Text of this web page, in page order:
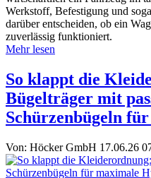
Werkstoff, Befestigung und
darüber entscheiden, ob ein
zuverlässig funktioniert.
Mehr lesen
So klappt die
Bügelträger mit
Schürzenbügeln
Von: Höcker GmbH 17.06.26